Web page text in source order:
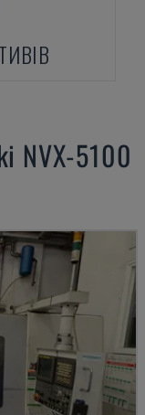
NVX-5100